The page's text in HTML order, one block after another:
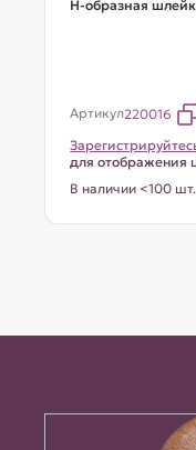
Н-образная
Артикул220016
для отображения
В наличии <100 шт.